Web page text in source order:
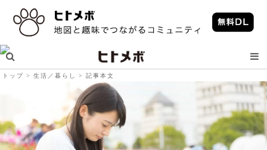
トップ 生活／暮らし 記事本文